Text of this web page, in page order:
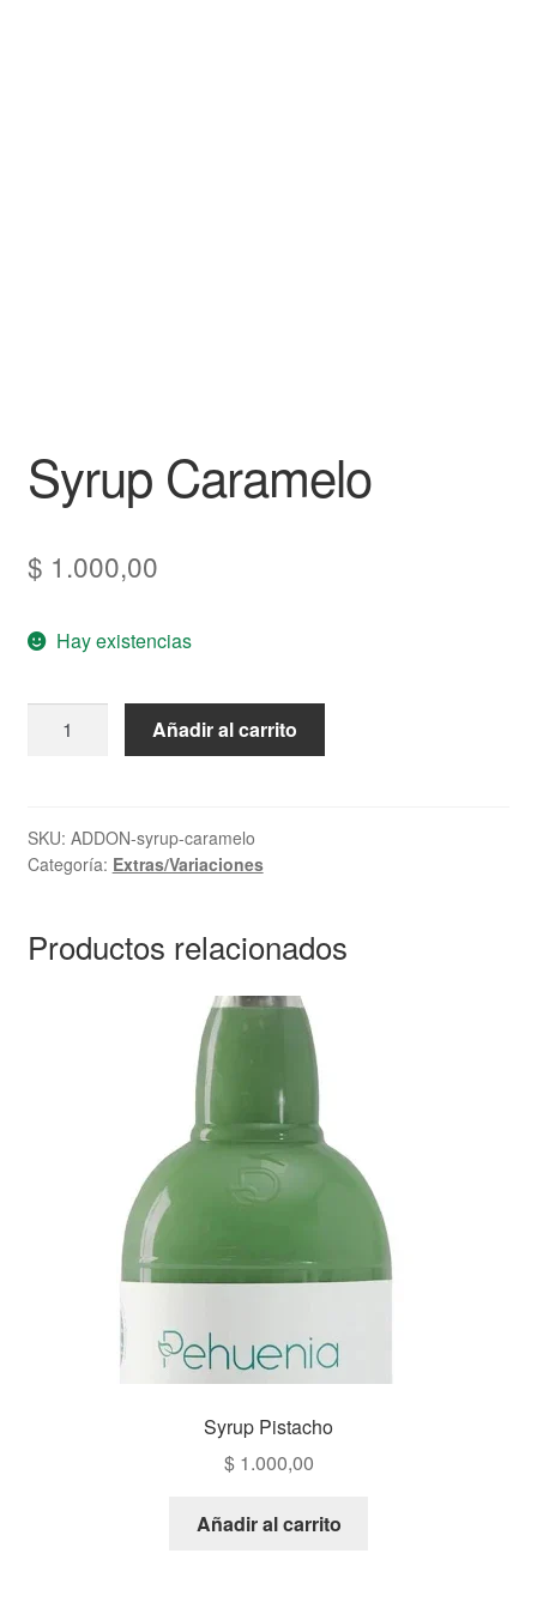
Syrup Caramelo
$ 1.000,00
Hay existencias
Añadir al carrito
SKU: ADDON-syrup-caramelo
Categoría: Extras/Variaciones
Productos relacionados
Syrup Pistacho
$1.000,00
Añadir al carrito